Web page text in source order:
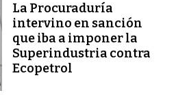
La Procuraduría
intervino en sanción
que iba a imponer la
Superindustria contra
Ecopetrol